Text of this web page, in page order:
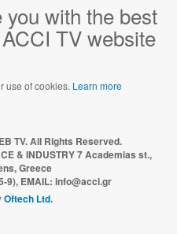
with the best
TV website
use of cookies. Learn more
TV. All Rights Reserved.
& INDUSTRY 7 Academias st.,
Greece
9), EMAIL: info@acci.gr
Oftech Ltd.